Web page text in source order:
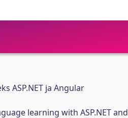
ASP.NET ja Angular
learning with ASP.NET and